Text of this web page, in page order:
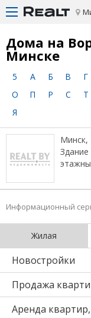
Дома на
Минске
5 А Б В Г
О
П Р С Т
Я
Минск,
Информационный
Жилая
Новостройки
Продажа
Аренда